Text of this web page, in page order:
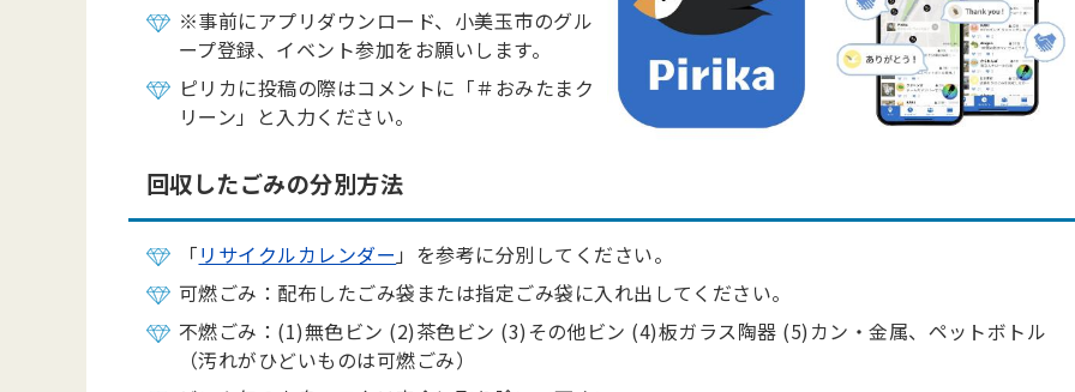
※事前にアプリダウンロード、小美玉市のグル
ープ登録、イベント参加をお願いします。
ピリカに投稿の際はコメントに「＃おみたまク
リーン」と入力ください。
回収したごみの分別方法
「リサイクルカレンダー 」を参考に分別してください。
可燃ごみ：配布したごみ袋または指定ごみ袋に入れ出してください。
不燃ごみ：(1)無色ビン (2)茶色ビン (3)その他ビン (4)板ガラス陶器 (5)カン・金属、ペットボトル
（汚れがひどいものは可燃ごみ）